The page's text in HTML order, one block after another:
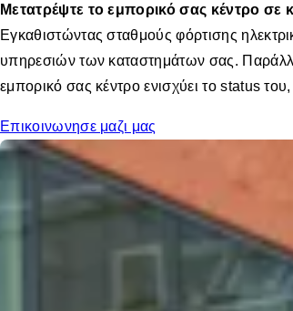
Μετατρέψτε το εμπορικό σας κέντρο
Εγκαθιστώντας σταθμούς φόρτισης
υπηρεσιών των καταστημάτων σας.
εμπορικό σας κέντρο ενισχύει το status
Επικοινωνησε μαζι μας
Ενίσχυση της αξίας της
Προσελκύστε και διατηρήστε